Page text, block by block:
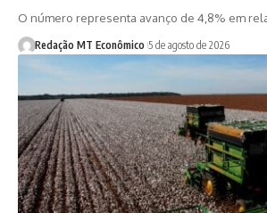
O número representa avanço de 4,8% em
Redação MT Econômico 5 de agosto de 2026